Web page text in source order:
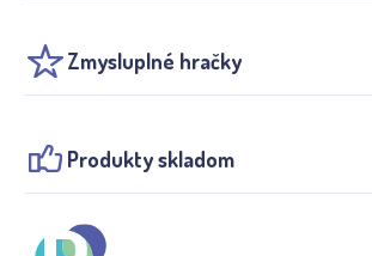
Zmysluplné hračky
Produkty skladom